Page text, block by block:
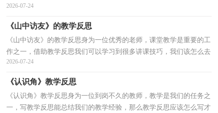
家知道正规的教学反思怎么写吗？下面是小编收集整理...
2026-07-24
《山中访友》的教学反思
《山中访友》的教学反思身为一位优秀的老师，课堂教学是重要的工
作之一，借助教学反思我们可以学习到很多讲课技巧，我们该怎么去
写教学反思呢？下面是小编帮大家整理的《山中访友》...
2026-07-24
《认识角》教学反思
《认识角》教学反思身为一位到岗不久的教师，教学是我们的任务之
一，写教学反思能总结我们的教学经验，那么教学反思应该怎么写才